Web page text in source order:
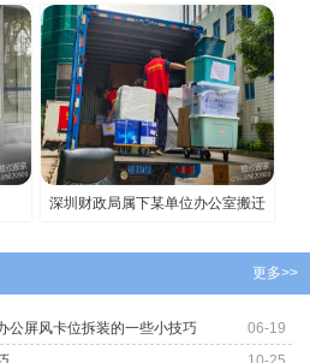
深圳财政局属下某单位办公室搬迁
更多>>
06-19
公屏风卡位拆装的一些小技巧